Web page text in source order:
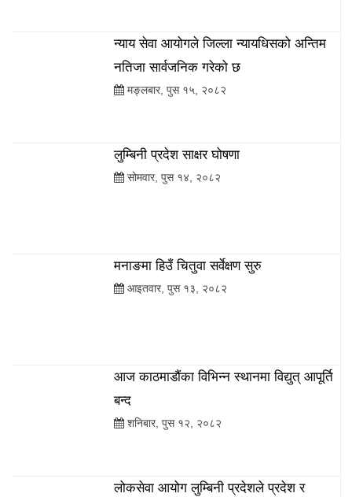
सरकारी जागिरको तयारी अब स्थानीय तहबाटै:
मधेश प्रदेश लोक सेवा आयोगद्वारा सहायक
न्याय सेवा आयोगले जिल्ला न्यायधिसको अन्तिम
नतिजा सार्वजनिक गरेको छ
मङ्लबार, पुस १५, २०८२
लुम्बिनी प्रदेश साक्षर घोषणा
सोमवार, पुस १४, २०८२
मनाङमा हिउँ चितुवा सर्वेक्षण सुरु
आइतवार, पुस १३, २०८२
आज काठमाडौंका विभिन्न स्थानमा विद्युत् आपूर्ति
बन्द
शनिबार, पुस १२, २०८२
लोकसेवा आयोग लुम्बिनी प्रदेशले प्रदेश र